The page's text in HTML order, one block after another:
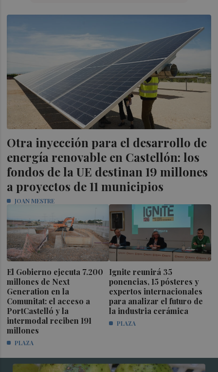
Otra inyección para el desarrollo de
energía renovable en Castellón: los
fondos de la UE destinan 19 millones
a proyectos de 11 municipios
JOAN MESTRE
El Gobierno ejecuta 7.200
millones de Next
Generation en la
Comunitat: el acceso a
PortCastelló y la
intermodal reciben 191
millones
PLAZA
Ignite reunirá 35
ponencias, 15 pósteres y
expertos internacionales
para analizar el futuro de
la industria cerámica
PLAZA